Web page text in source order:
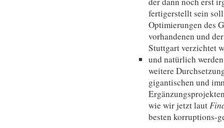
fertigerstellt sein
Optimierungen des
vorhandenen und
Stuttgart verzichtet
und natürlich
weitere
gigantischen und
wie wir jetzt laut
besten korruptions-